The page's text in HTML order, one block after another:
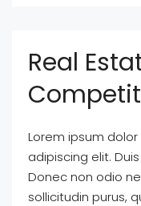
Real
Lorem ipsum
adipiscing elit.
Donec non odio
sollicitudin purus,